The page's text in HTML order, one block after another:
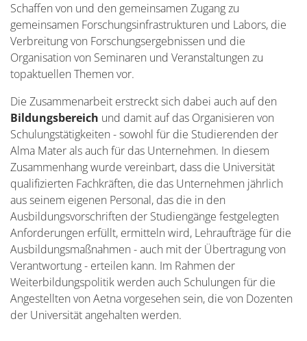
Schaffen von und den gemeinsamen Zugang zu
gemeinsamen Forschungsinfrastrukturen und Labors, die
Verbreitung von Forschungsergebnissen und die
Organisation von Seminaren und Veranstaltungen zu
topaktuellen Themen vor.
Die Zusammenarbeit erstreckt sich dabei auch auf den
Bildungsbereich und damit auf das Organisieren von
Schulungstätigkeiten - sowohl für die Studierenden der
Alma Mater als auch für das Unternehmen. In diesem
Zusammenhang wurde vereinbart, dass die Universität
qualifizierten Fachkräften, die das Unternehmen jährlich
aus seinem eigenen Personal, das die in den
Ausbildungsvorschriften der Studiengänge festgelegten
Anforderungen erfüllt, ermitteln wird, Lehraufträge für die
Ausbildungsmaßnahmen - auch mit der Übertragung von
Verantwortung - erteilen kann. Im Rahmen der
Weiterbildungspolitik werden auch Schulungen für die
Angestellten von Aetna vorgesehen sein, die von Dozenten
der Universität angehalten werden.